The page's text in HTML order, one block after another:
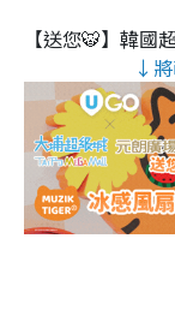
【送您🐯】韓國
↓將